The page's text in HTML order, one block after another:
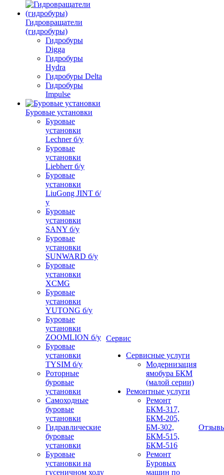
Гидровращатели
(гидробуры)
Гидробуры
Digga
Гидробуры
Hydra
Гидробуры Delta
Гидробуры
Impulse
Буровые установки
Буровые
установки
Lechner б/у
Буровые
установки
Liebherr б/у
Буровые
установки
LiuGong JINT б/
у
Буровые
установки
SANY б/у
Буровые
установки
SUNWARD б/у
Буровые
установки
XCMG
Буровые
установки
YUTONG б/у
Буровые
установки
ZOOMLION б/у
Буровые
установки
TYSIM б/у
Роторные
буровые
установки
Самоходные
буровые
установки
Гидравлические
буровые
установки
Буровые
установки на
гусеничном ходу
Сервис
Сервисные услуги
Модернизация
ямобура БКМ
(малой серии)
Ремонтные услуги
Ремонт
БКМ-317,
БКМ-205,
БМ-302,
БКМ-515,
БКМ-516
Ремонт
Буровых
машин по